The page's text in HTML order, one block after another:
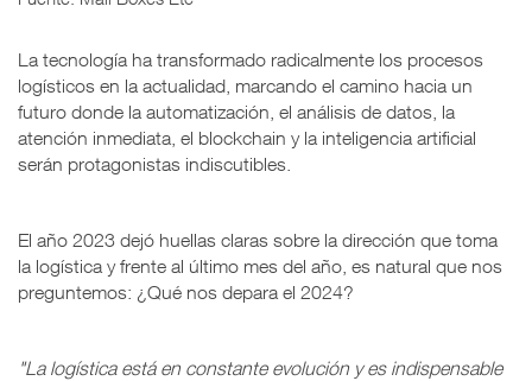
La tecnología ha transformado radicalmente los procesos
logísticos en la actualidad, marcando el camino hacia un
futuro donde la automatización, el análisis de datos, la
atención inmediata, el blockchain y la inteligencia artificial
serán protagonistas indiscutibles.
El año 2023 dejó huellas claras sobre la dirección que toma
la logística y frente al último mes del año, es natural que nos
preguntemos: ¿Qué nos depara el 2024?
"La logística está en constante evolución y es indispensable